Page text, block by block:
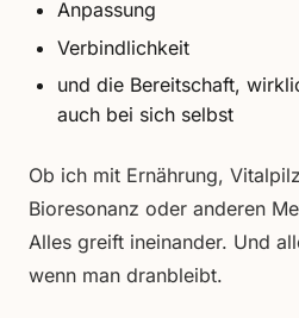
Anpassung
Verbindlichkeit
und die Bereitschaft,
auch bei sich selbst
Ob ich mit Ernährung,
Bioresonanz oder anderen
Alles greift ineinander. Und
wenn man dranbleibt.